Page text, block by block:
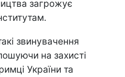
загрожує
звинувачення
на захисті
України та